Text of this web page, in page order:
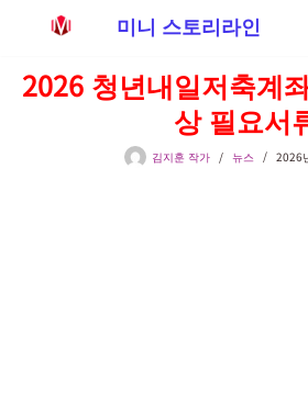
텐
미니 스토리라인
2026 청년내일저축계
상 필요서
김지훈 작가 뉴스 2026